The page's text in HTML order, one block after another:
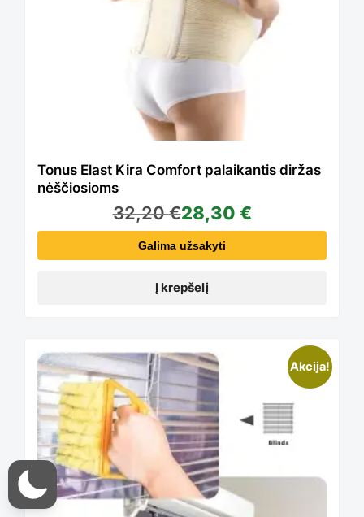
Tonus Elast Kira Comfort palaikantis diržas
nėščiosioms
32,20€28,30 €
Galima užsakyti
Į krepšelį
Akcija!